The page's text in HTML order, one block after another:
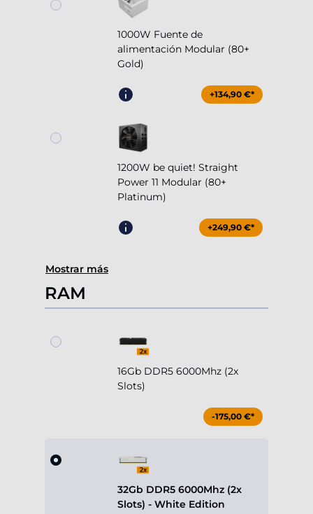
1000W Fuente de
alimentación Modular (80+
Gold)
+134,90 €*
1200W be quiet! Straight
Power 11 Modular (80+
Platinum)
+249,90 €*
Mostrar más
RAM
16Gb DDR5 6000Mhz (2x
Slots)
-175,00 €*
32Gb DDR5 6000Mhz (2x
Slots) - White Edition